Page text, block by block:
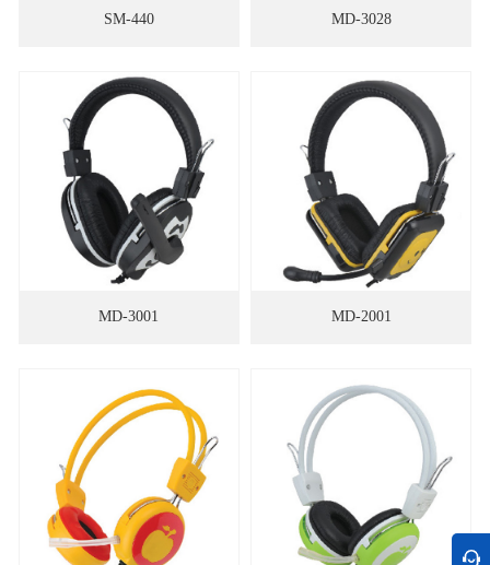
SM-440 MD-3028
MD-3001 MD-2001